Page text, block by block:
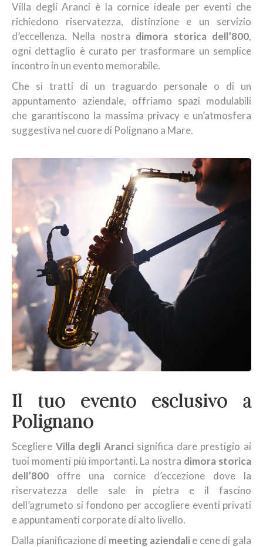
Villa degli Aranci è la cornice ideale per eventi che
richiedono riservatezza, distinzione e un servizio
d’eccellenza. Nella nostra dimora storica dell’800,
ogni dettaglio è curato per trasformare un semplice
incontro in un evento memorabile.
Che si tratti di un traguardo personale o di un
appuntamento aziendale, offriamo spazi modulabili
che garantiscono la massima privacy e un’atmosfera
suggestiva nel cuore di Polignano a Mare.
Il tuo evento esclusivo a
Polignano
Scegliere Villa degli Aranci significa dare prestigio ai
tuoi momenti più importanti. La nostra dimora storica
dell’800 offre una cornice d’eccezione dove la
riservatezza delle sale in pietra e il fascino
dell’agrumeto si fondono per accogliere eventi privati
e appuntamenti corporate di alto livello.
Dalla pianificazione di meeting aziendali e cene di gala